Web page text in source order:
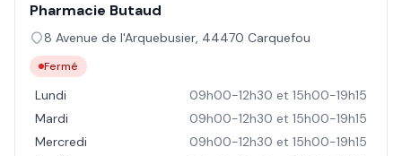
Pharmacie Butaud
8 Avenue de l'Arquebusier, 44470 Carquefou
Fermé
Lundi
09h00-12h30 et 15h00-19h15
Mardi
09h00-12h30 et 15h00-19h15
Mercredi
09h00-12h30 et 15h00-19h15